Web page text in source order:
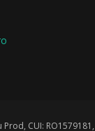
CUI: